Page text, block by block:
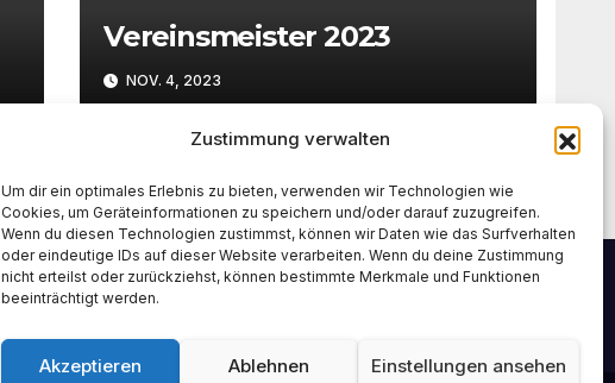
Zustimmung verwalten
Um dir ein optimales Erlebnis zu bieten, verwenden wir Technologien wie
Cookies, um Geräteinformationen zu speichern und/oder darauf zuzugreifen.
Wenn du diesen Technologien zustimmst, können wir Daten wie das Surfverhalten
oder eindeutige IDs auf dieser Website verarbeiten. Wenn du deine Zustimmung
nicht erteilst oder zurückziehst, können bestimmte Merkmale und Funktionen
beeinträchtigt werden.
Akzeptieren Ablehnen Einstellungen ansehen
Vereinsmeister 2023
NOV. 4, 2023